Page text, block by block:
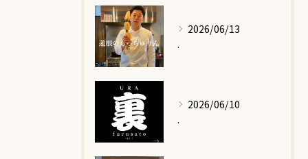
2026/06/13
.
2026/06/10
.